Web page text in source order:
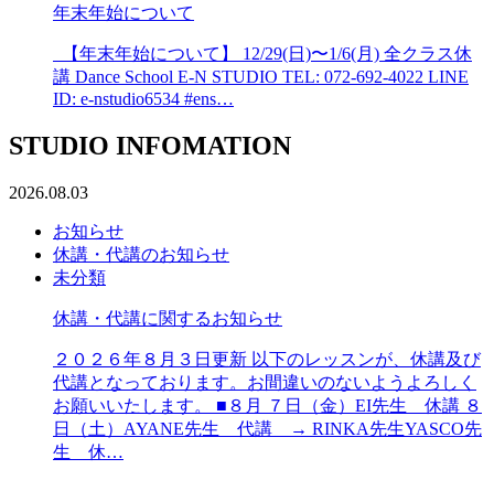
年末年始について
【年末年始について】 12/29(日)〜1/6(月) 全クラス休
講 Dance School E-N STUDIO TEL: 072-692-4022 LINE
ID: e-nstudio6534 #ens…
STUDIO INFOMATION
2026.08.03
お知らせ
休講・代講のお知らせ
未分類
休講・代講に関するお知らせ
２０２６年８月３日更新 以下のレッスンが、休講及び
代講となっております。お間違いのないようよろしく
お願いいたします。 ■８月 ７日（金）EI先生 休講 ８
日（土）AYANE先生 代講 → RINKA先生YASCO先
生 休…